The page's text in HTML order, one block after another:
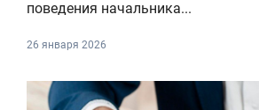
поведения начальника...
26 января 2026